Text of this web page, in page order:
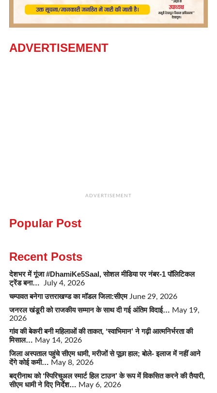
ADVERTISEMENT
ADVERTISEMENT
Popular Post
Recent Posts
देशभर में गूंजा #DhamiKe5Saal, सोशल मीडिया पर नंबर-1 पॉलिटिकल
ट्रेंड बना… July 4, 2026
चम्पावत बनेगा उत्तराखण्ड का मॉडल जिला:सीएम June 29, 2026
जनरल खंडूरी को राजकीय सम्मान के साथ दी गई अंतिम विदाई… May 19,
2026
गांव की बेकरी बनी महिलाओं की ताकत, ‘स्वाभिमान’ ने गढ़ी आत्मनिर्भरता की
मिसाल… May 14, 2026
जिला अस्पताल पहुंचे सीएम धामी, मरीजों से पूछा हाल; बोले- इलाज में नहीं आने
देंगे कोई कमी… May 8, 2026
बद्रीनाथ को ‘स्पिरिचुअल स्मार्ट हिल टाउन’ के रूप में विकसित करने की तैयारी,
सीएम धामी ने दिए निर्देश… May 6, 2026